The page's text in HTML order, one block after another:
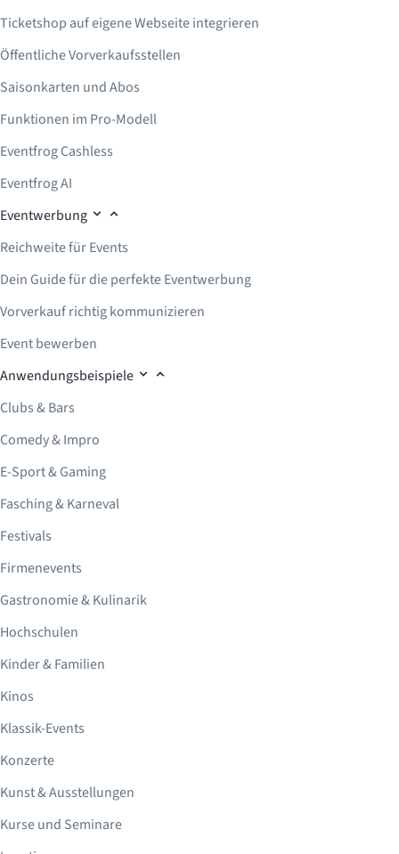
Ticketshop auf eigene Webseite integrieren
Öffentliche Vorverkaufsstellen
Saisonkarten und Abos
Funktionen im Pro-Modell
Eventfrog Cashless
Eventfrog AI
Eventwerbung
Reichweite für Events
Dein Guide für die perfekte Eventwerbung
Vorverkauf richtig kommunizieren
Event bewerben
Anwendungsbeispiele
Clubs & Bars
Comedy & Impro
E-Sport & Gaming
Fasching & Karneval
Festivals
Firmenevents
Gastronomie & Kulinarik
Hochschulen
Kinder & Familien
Kinos
Klassik-Events
Konzerte
Kunst & Ausstellungen
Kurse und Seminare